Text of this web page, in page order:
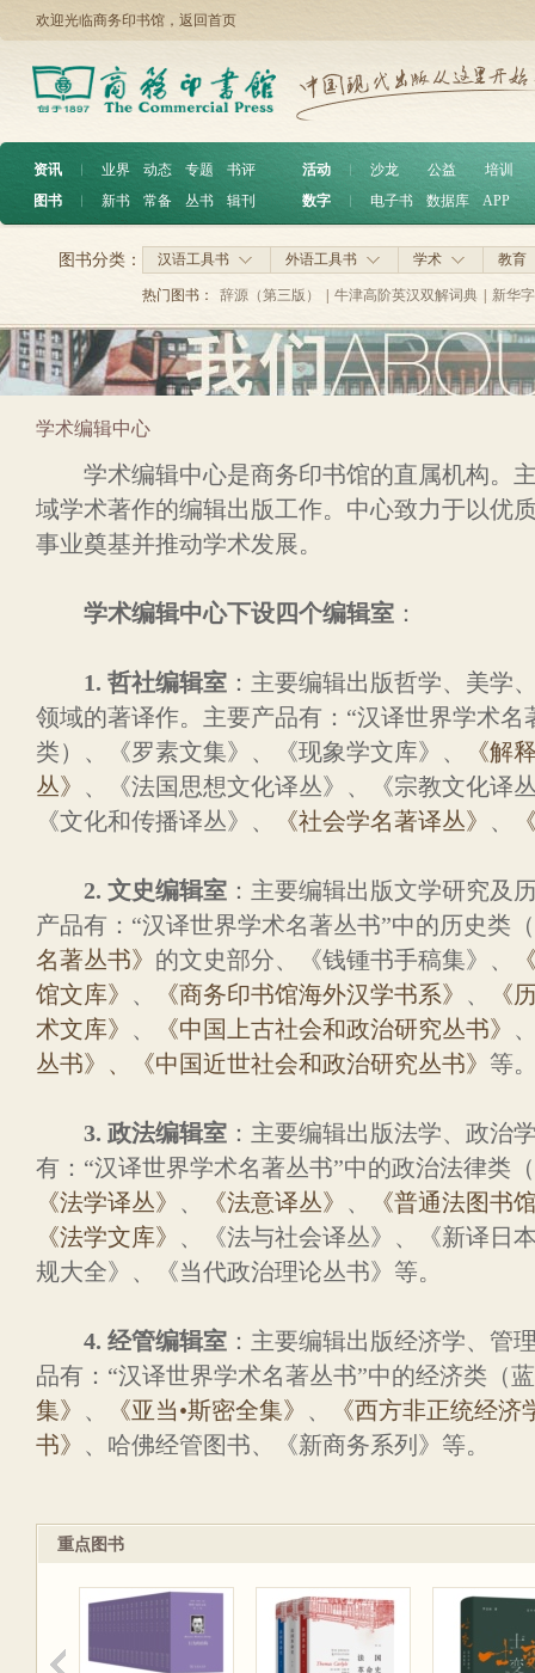
欢迎光临商务印书馆， 返回首页
资讯 ︱ 业界 动态 专题
书评
图书
︱ 新书 常备 丛书 辑刊
活动 沙龙 公益
培训
数字
电子书 数据库 APP
汉语工具书 外语工具书 学术 教育
图书分类：
热门图书： 辞源（第三版） 牛津高阶英汉双解词典 新华
学术编辑中心
学术编辑中心是商务印书馆的直属机构。
域学术著作的编辑出版工作。中心致力于以优
事业奠基并推动学术发展。
学术编辑中心下设四个编辑室 ：
1. 哲社编辑室 ：主要编辑出版哲学、美学
领域的著译作。主要产品有：“汉译世界学术名
类）、《罗素文集》、《现象学文库》、
《解
丛》 、《法国思想文化译丛》、《宗教文化译
《文化和传播译丛》、
《社会学名著译丛》 、
2. 文史编辑室 ：主要编辑出版文学研究及
产品有：“汉译世界学术名著丛书”中的历史类
名著丛书》 的文史部分、《钱锺书手稿集》、
馆文库》 、 《商务印书馆海外汉学书系》 、
《
术文库》 、 《中国上古社会和政治研究丛书》
丛书》 、《中国近世社会和政治研究丛书》 等
3. 政法编辑室 ：主要编辑出版法学、政治
有：“汉译世界学术名著丛书”中的政治法律类
《法学译丛》 、 《法意译丛》 、
《普通法图书
《法学文库》 、《法与社会译丛》、《新译日
规大全》、《当代政治理论丛书》等。
4. 经管编辑室 ：主要编辑出版经济学、管
品有：“汉译世界学术名著丛书”中的经济类（
集》 、 《亚当•斯密全集》 、
《西方非正统经济
书》 、哈佛经管图书、《新商务系列》等。
重点图书